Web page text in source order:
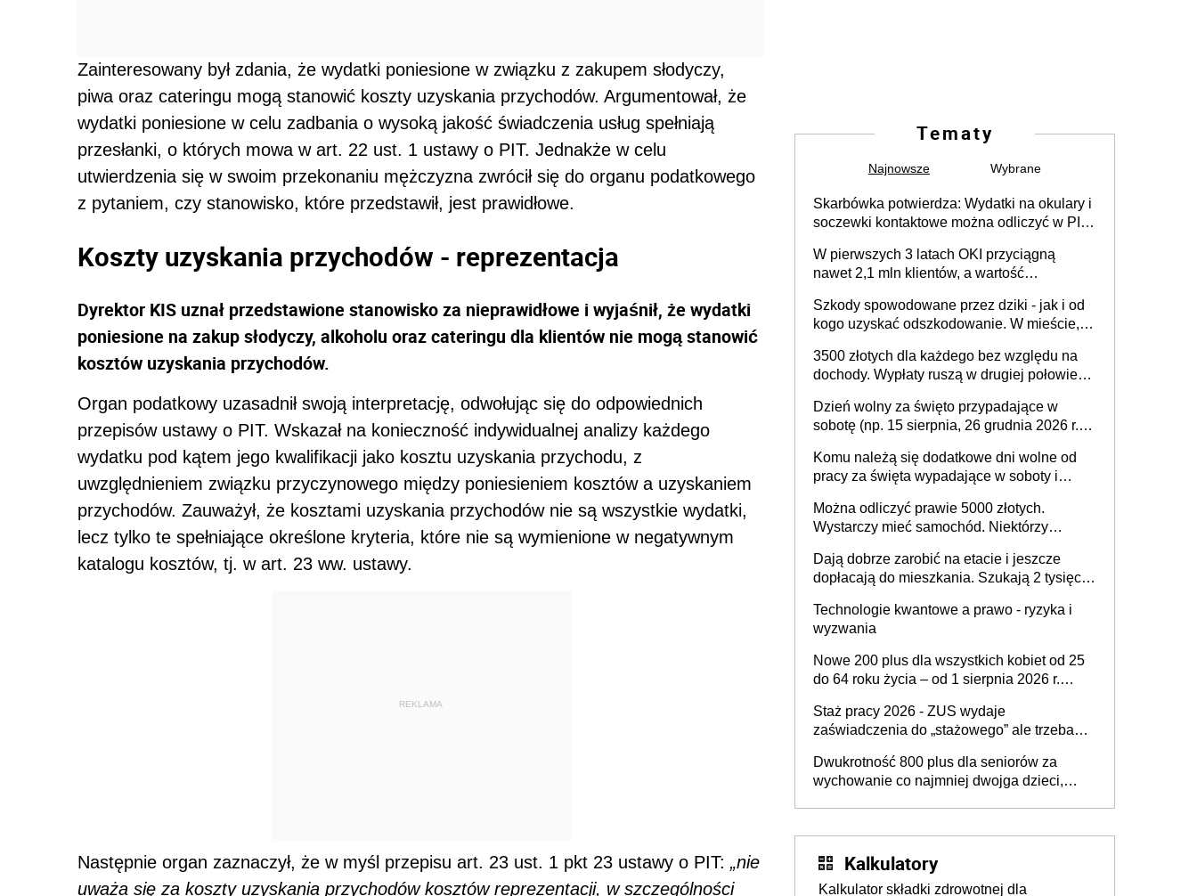
Zainteresowany był zdania, że wydatki poniesione w związku z zakupem słodyczy,
piwa oraz cateringu mogą stanowić koszty uzyskania przychodów. Argumentował, że
wydatki poniesione w celu zadbania o wysoką jakość świadczenia usług spełniają
przesłanki, o których mowa w art. 22 ust. 1 ustawy o PIT. Jednakże w celu
utwierdzenia się w swoim przekonaniu mężczyzna zwrócił się do organu podatkowego
z pytaniem, czy stanowisko, które przedstawił, jest prawidłowe.
Koszty uzyskania przychodów - reprezentacja
Dyrektor KIS uznał przedstawione stanowisko za nieprawidłowe i wyjaśnił, że wydatki
poniesione na zakup słodyczy, alkoholu oraz cateringu dla klientów nie mogą stanowić
kosztów uzyskania przychodów.
Organ podatkowy uzasadnił swoją interpretację, odwołując się do odpowiednich
przepisów ustawy o PIT. Wskazał na konieczność indywidualnej analizy każdego
wydatku pod kątem jego kwalifikacji jako kosztu uzyskania przychodu, z
uwzględnieniem związku przyczynowego między poniesieniem kosztów a uzyskaniem
przychodów. Zauważył, że kosztami uzyskania przychodów nie są wszystkie wydatki,
lecz tylko te spełniające określone kryteria, które nie są wymienione w negatywnym
katalogu kosztów, tj. w art. 23 ww. ustawy.
REKLAMA
Następnie organ zaznaczył, że w myśl przepisu art. 23 ust. 1 pkt 23 ustawy o PIT: „nie
uważa się za koszty uzyskania przychodów kosztów reprezentacji, w szczególności
Tematy
Najnowsze Wybrane
Skarbówka potwierdza: Wydatki na okulary i
soczewki kontaktowe można odliczyć w PIT.
niepełnosprawności. Częściowe
dofinansowanie (np. z zfśs) pomniejsza
odliczenie
W pierwszych 3 latach OKI przyciągną
nawet 2,1 mln klientów, a wartość
mld zł
Szkody spowodowane przez dziki - jak i od
kogo uzyskać odszkodowanie. W mieście,
3500 złotych dla każdego bez względu na
dochody. Wypłaty ruszą w drugiej połowie
Dzień wolny za święto przypadające w
sobotę (np. 15 sierpnia, 26 grudnia 2026 r.) –
pracodawcy (sektor prywatny i administracja
publiczna), najczęstsze pytania
Komu należą się dodatkowe dni wolne od
pracy za święta wypadające w soboty i
Można odliczyć prawie 5000 złotych.
Wystarczy mieć samochód. Niektórzy
skarbówką
Dają dobrze zarobić na etacie i jeszcze
dopłacają do mieszkania. Szukają 2 tysięcy
Technologie kwantowe a prawo - ryzyka i
wyzwania
Nowe 200 plus dla wszystkich kobiet od 25
do 64 roku życia – od 1 sierpnia 2026 r.
programu rządowego
Staż pracy 2026 - ZUS wydaje
zaświadczenia do „stażowego” ale trzeba
sprzed 1999 roku). Jak odebrać
zaświadczenie z ZUS?
Dwukrotność 800 plus dla seniorów za
wychowanie co najmniej dwojga dzieci,
Zapadła decyzja Sejmu
Kalkulatory
Kalkulator składki zdrowotnej dla